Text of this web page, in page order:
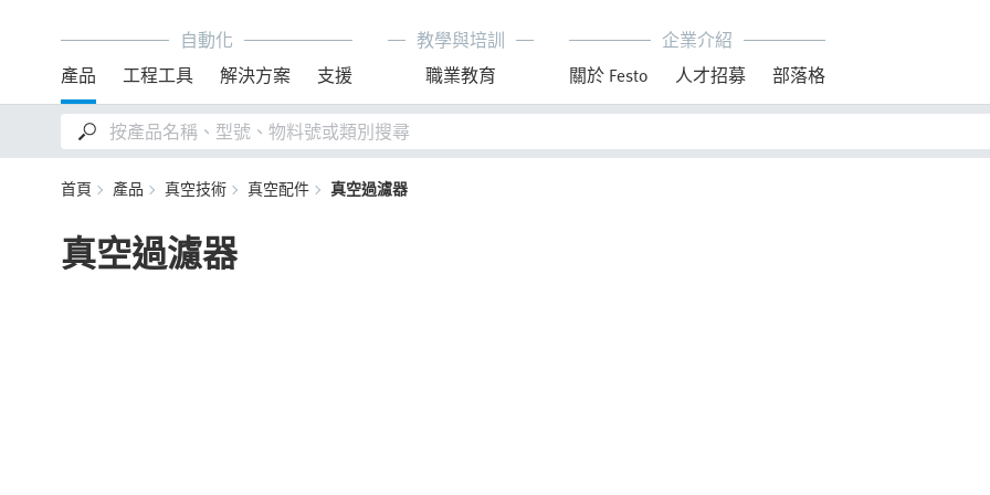
自動化
產品
工程工具 解決方案 支援
教學與培訓
職業教育
企業介紹
關於 Festo
人才招募 部落格
首頁 產品 真空技術 真空配件 真空過濾器
真空過濾器